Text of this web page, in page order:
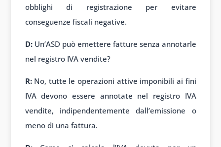
obblighi di registrazione per evitare
conseguenze fiscali negative.
D:Un’ASD può emettere fatture senza annotarle
nel registro IVA vendite?
R:No, tutte le operazioni attive imponibili ai fini
IVA devono essere annotate nel registro IVA
vendite, indipendentemente dall’emissione o
meno di una fattura.